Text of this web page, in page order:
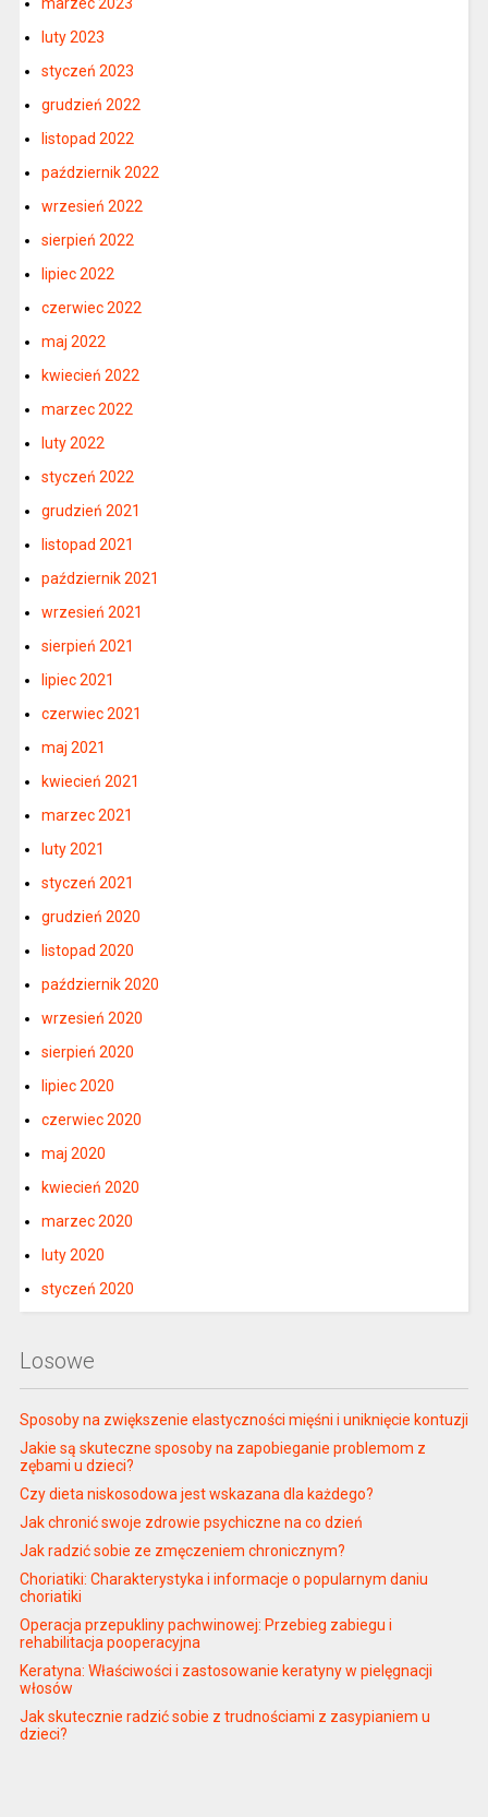
luty 2023
styczeń 2023
grudzień 2022
listopad 2022
październik 2022
wrzesień 2022
sierpień 2022
lipiec 2022
czerwiec 2022
maj 2022
kwiecień 2022
marzec 2022
luty 2022
styczeń 2022
grudzień 2021
listopad 2021
październik 2021
wrzesień 2021
sierpień 2021
lipiec 2021
czerwiec 2021
maj 2021
kwiecień 2021
marzec 2021
luty 2021
styczeń 2021
grudzień 2020
listopad 2020
październik 2020
wrzesień 2020
sierpień 2020
lipiec 2020
czerwiec 2020
maj 2020
kwiecień 2020
marzec 2020
luty 2020
styczeń 2020
Losowe
Sposoby na zwiększenie elastyczności mięśni i uniknięcie kontuzji
Jakie są skuteczne sposoby na zapobieganie problemom z
zębami u dzieci?
Czy dieta niskosodowa jest wskazana dla każdego?
Jak chronić swoje zdrowie psychiczne na co dzień
Jak radzić sobie ze zmęczeniem chronicznym?
Choriatiki: Charakterystyka i informacje o popularnym daniu
choriatiki
Operacja przepukliny pachwinowej: Przebieg zabiegu i
rehabilitacja pooperacyjna
Keratyna: Właściwości i zastosowanie keratyny w pielęgnacji
włosów
Jak skutecznie radzić sobie z trudnościami z zasypianiem u
dzieci?